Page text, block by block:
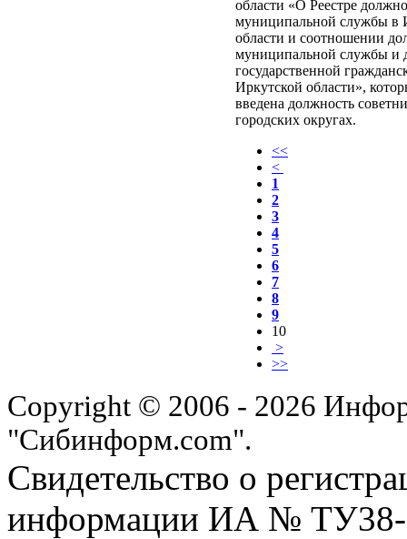
области «О Реестре
муниципальной службы в
области и соотношении
муниципальной службы и
государственной
Иркутской области»,
введена должность
городских округах.
<<
<
1
2
3
4
5
6
7
8
9
10
>
>>
Copyright © 2006 - 2026
"Сибинформ.com".
Свидетельство о
информации ИА № ТУ38-